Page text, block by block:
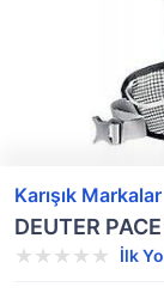
Karışık Markalar
DEUTER
İlk